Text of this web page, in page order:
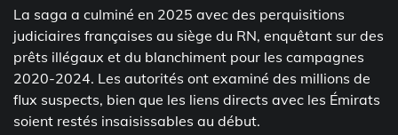
La saga a culminé en 2025 avec des perquisitions
judiciaires françaises au siège du RN, enquêtant sur des
prêts illégaux et du blanchiment pour les campagnes
2020-2024. Les autorités ont examiné des millions de
flux suspects, bien que les liens directs avec les Émirats
soient restés insaisissables au début.